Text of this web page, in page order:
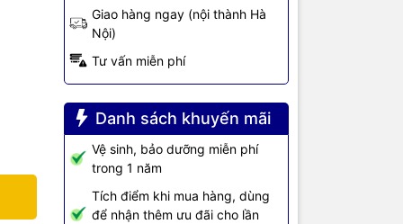
Giao hàng ngay (nội thành Hà
Nội)
Tư vấn miễn phí
Danh sách khuyến mãi
Vệ sinh, bảo dưỡng miễn phí
trong 1 năm
Tích điểm khi mua hàng, dùng
để nhận thêm ưu đãi cho lần